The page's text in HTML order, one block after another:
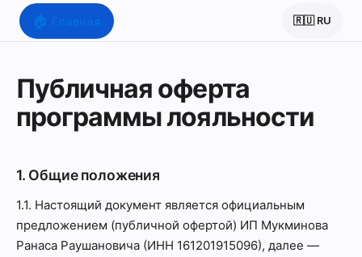
🏠 Главная 🇷🇺 RU
Публичная оферта
программы лояльности
1. Общие положения
1.1. Настоящий документ является официальным
предложением (публичной офертой) ИП Мукминова
Ранаса Раушановича (ИНН 161201915096), далее —